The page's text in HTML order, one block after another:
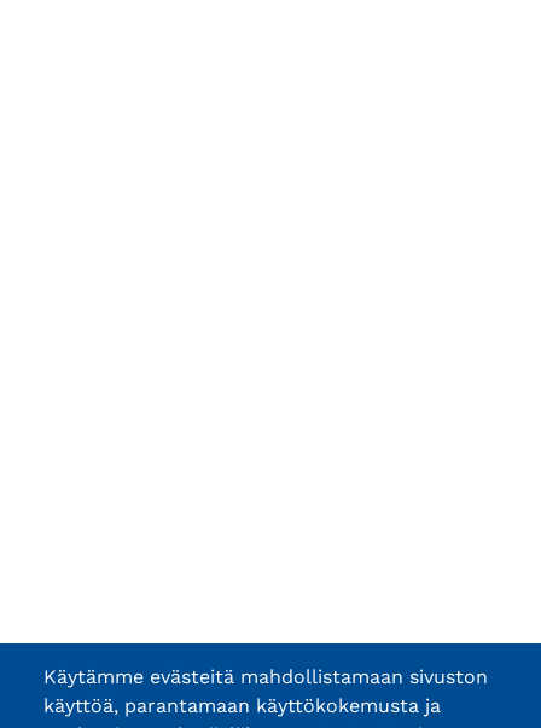
Käytämme evästeitä mahdollistamaan sivuston
käyttöä, parantamaan käyttökokemusta ja